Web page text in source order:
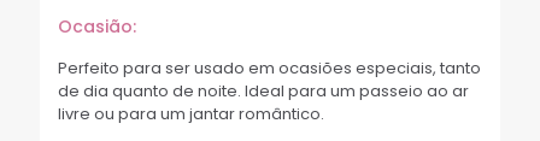
Ocasião:
Perfeito para ser usado em ocasiões especiais, tanto
de dia quanto de noite. Ideal para um passeio ao ar
livre ou para um jantar romântico.